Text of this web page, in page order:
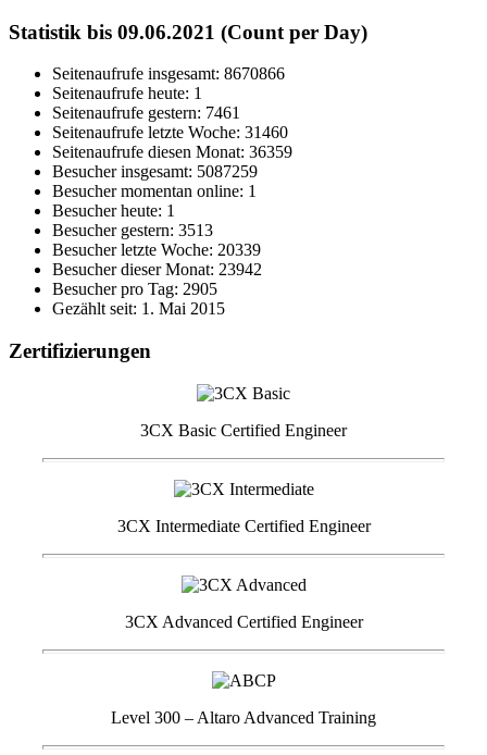
Statistik bis 09.06.2021 (Count per Day)
Seitenaufrufe insgesamt: 8670866
Seitenaufrufe heute: 1
Seitenaufrufe gestern: 7461
Seitenaufrufe letzte Woche: 31460
Seitenaufrufe diesen Monat: 36359
Besucher insgesamt: 5087259
Besucher momentan online: 1
Besucher heute: 1
Besucher gestern: 3513
Besucher letzte Woche: 20339
Besucher dieser Monat: 23942
Besucher pro Tag: 2905
Gezählt seit: 1. Mai 2015
Zertifizierungen
3CX Basic Certified Engineer
3CX Intermediate Certified Engineer
3CX Advanced Certified Engineer
Level 300 – Altaro Advanced Training